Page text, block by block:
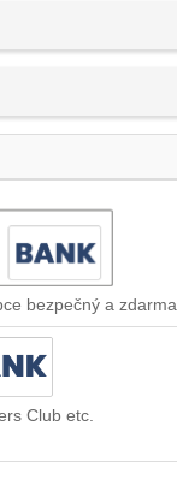
bezpečný a zdarma.
Club etc.